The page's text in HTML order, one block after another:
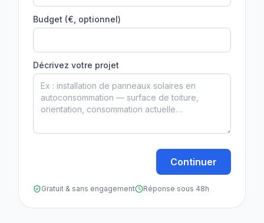
Budget (€, optionnel)
Décrivez votre projet
Continuer
Gratuit & sans engagement Réponse sous 48h